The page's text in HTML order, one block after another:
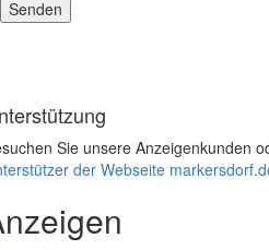
Sie unsere Anzeigenkunden
der Webseite